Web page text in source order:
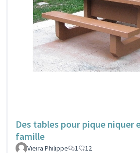
Des tables pour pique niquer
famille
Vieira Philippe 1 12